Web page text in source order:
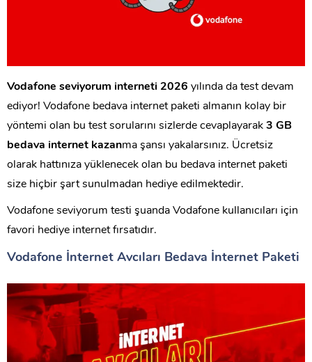
Vodafone seviyorum interneti 2026 yılında da test devam
ediyor! Vodafone bedava internet paketi almanın kolay bir
yöntemi olan bu test sorularını sizlerde cevaplayarak 3 GB
bedava internet kazanma şansı yakalarsınız. Ücretsiz
olarak hattınıza yüklenecek olan bu bedava internet paketi
size hiçbir şart sunulmadan hediye edilmektedir.
Vodafone seviyorum testi şuanda Vodafone kullanıcıları için
favori hediye internet fırsatıdır.
Vodafone İnternet Avcıları Bedava İnternet Paketi